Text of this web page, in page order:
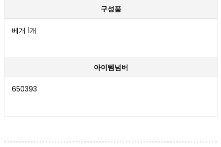
구성품
베개 1개
아이템넘버
650393